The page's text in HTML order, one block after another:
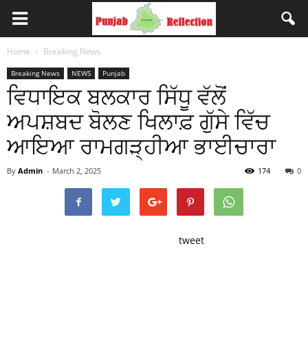
Home Breaking News
Breaking News NEWS Punjab
ਵਿਧਾਇਕ ਬਲਕਾਰ ਸਿੱਧੂ ਵੱਲੋਂ
ਅਪਸ਼ਬਦ ਬੋਲਣ ਖਿਲਾਫ਼ ਗੁੱਸੇ ਵਿੱਚ
ਆਇਆ ਰਾਮਗੜ੍ਹੀਆ ਭਾਈਚਾਰਾ
By Admin - March 2, 2025 0
174
tweet